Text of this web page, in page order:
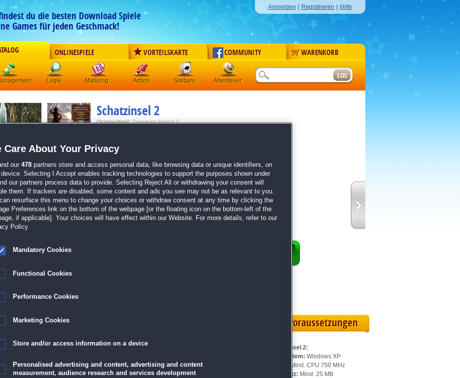
du die besten Download Spiele
Games für jeden Geschmack!
Anmelden Registrieren Hilfe
ONLINESPIELE VORTEILSKARTE COMMUNITY WARENKORB
Logik Mahjong Action Solitaire Abenteuer
Schatzinsel 2
Originaltitel:Treasure Island 2
3-Gewinnt | Größe: 24.9 MB
Der Piraten-Spaß geht in die nächste Runde!
Sammel gleichfarbige Edelsteine und andere Gegenstände! Schaffst du
einen Level, wird das Skelett wieder ein Freudentänzchen für dich
aufführen!
15 Freispiele!
für alle Piraten-Fans!
für mehrere Tage voller Abwechslung und Unterhaltung. Klicke die Gegenstände in der
Ende belohnen. Wenn du vier Gegenstände auf einen Schlag entfernst, hagelt es Extra-
Systemvoraussetzungen
Für Schatzinsel 2:
Betriebssystem: Windows XP
Mind. CPU 750 MHz
Speicherplatz: Mind. 25 MB
Care About Your Privacy
our 478 partners store and access personal data, like browsing data or unique identifiers, on
Selecting I Accept enables tracking technologies to support the purposes shown under
our partners process data to provide. Selecting Reject All or withdrawing your consent will
them. If trackers are disabled, some content and ads you see may not be as relevant to you.
resurface this menu to change your choices or withdraw consent at any time by clicking the
Preferences link on the bottom of the webpage [or the floating icon on the bottom-left of the
if applicable]. Your choices will have effect within our Website. For more details, refer to our
Policy.
Mandatory Cookies
Functional Cookies
Performance Cookies
Marketing Cookies
Store and/or access information on a device
Personalised advertising and content, advertising and content
measurement, audience research and services development